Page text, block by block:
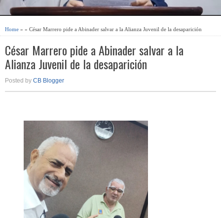
Home » » César Marrero pide a Abinader salvar a la Alianza Juvenil de la desaparición
César Marrero pide a Abinader salvar a la
Alianza Juvenil de la desaparición
Posted by CB Blogger